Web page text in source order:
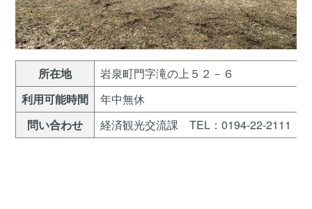
所在地
岩泉町門字滝の上５２－６
利用可能時間
年中無休
問い合わせ
経済観光交流課 TEL：0194-22-2111